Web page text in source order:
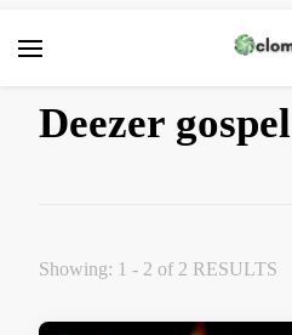
Deezer gospel
Showing: 1 - 2 of 2 RESULTS